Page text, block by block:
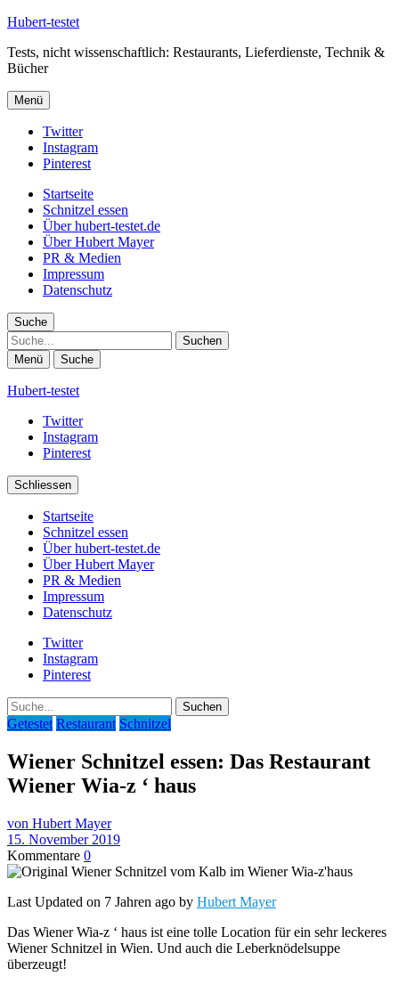
Hubert-testet
Tests, nicht wissenschaftlich: Restaurants, Lieferdienste, Technik &
Bücher
Menü
Twitter
Instagram
Pinterest
Startseite
Schnitzel essen
Über hubert-testet.de
Über Hubert Mayer
PR & Medien
Impressum
Datenschutz
Suche
Suche
Menü Suche
Hubert-testet
Twitter
Instagram
Pinterest
Schliessen
Startseite
Schnitzel essen
Über hubert-testet.de
Über Hubert Mayer
PR & Medien
Impressum
Datenschutz
Twitter
Instagram
Pinterest
Suche
Getestet Restaurant Schnitzel
Wiener Schnitzel essen: Das Restaurant
Wiener Wia-z ‘ haus
von Hubert Mayer
15. November 2019
Kommentare 0
Last Updated on 7 Jahren ago by Hubert Mayer
Das Wiener Wia-z ‘ haus ist eine tolle Location für ein sehr leckeres
Wiener Schnitzel in Wien. Und auch die Leberknödelsuppe
überzeugt!